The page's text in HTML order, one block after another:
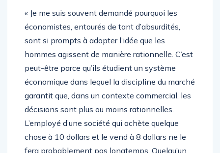
« Je me suis souvent demandé pourquoi les
économistes, entourés de tant d’absurdités,
sont si prompts à adopter l’idée que les
hommes agissent de manière rationnelle. C’est
peut-être parce qu’ils étudient un système
économique dans lequel la discipline du marché
garantit que, dans un contexte commercial, les
décisions sont plus ou moins rationnelles.
L’employé d’une société qui achète quelque
chose à 10 dollars et le vend à 8 dollars ne le
fera probablement pas longtemps. Quelqu’un